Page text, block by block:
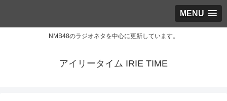
MENU
NMB48のラジオネタを中心に更新しています。
アイリータイム IRIE TIME